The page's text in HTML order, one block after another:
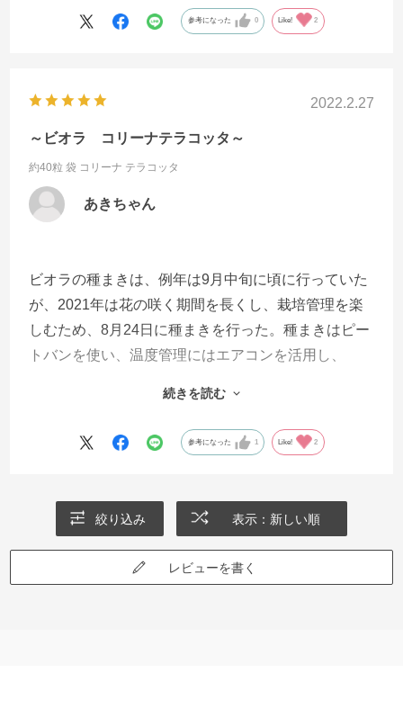
す。 だいたい10日から14日で発芽しました。そこか
ら3日間屋外の日影に置きその後はなるべく日の当た
ビオラとパンジーだとビオラの方が花が小さく栄養
がまわりやすいのか開花が早いです。初めて種まき
される方はパンジーとビオラとまいた方がそれぞれ
特徴が見られて楽しいかもしれません。
参考になった 0 Like! 2
2022.2.27
～ビオラ コリーナテラコッタ～
約40粒 袋 コリーナ テラコッタ
あきちゃん
ビオラの種まきは、例年は9月中旬に頃に行っていた
が、2021年は花の咲く期間を長くし、栽培管理を楽
しむため、8月24日に種まきを行った。種まきはピー
トバンを使い、温度管理にはエアコンを活用し、
率は88％（35粒/40粒）であったが、その後、苗が徒
長したりして、育苗過程において枯れたものもあ
り、最終的にできた苗は65％（26株/40株）であっ
ギングなどにして生育を楽しんでいる。コリーナテ
ラコッタの花の色は黄色からオレンジ色、赤色と色
しい。
続きを読む
参考になった 1 Like! 2
絞り込み 表示：新しい順
レビューを書く